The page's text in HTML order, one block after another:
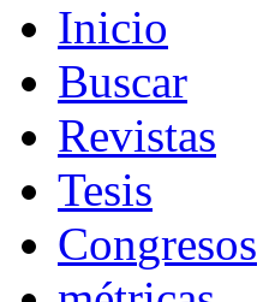
Inicio
Buscar
Revistas
Tesis
Congresos